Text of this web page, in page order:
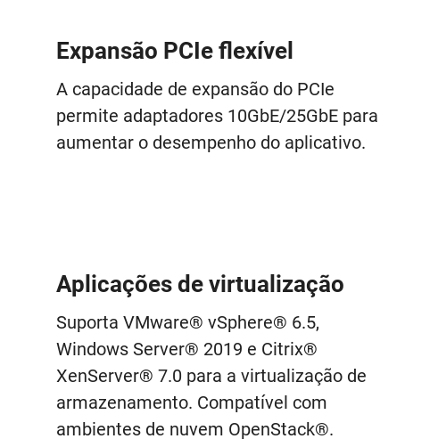
Expansão PCIe flexível
A capacidade de expansão do PCIe
permite adaptadores 10GbE/25GbE para
aumentar o desempenho do aplicativo.
Aplicações de virtualização
Suporta VMware® vSphere® 6.5,
Windows Server® 2019 e Citrix®
XenServer® 7.0 para a virtualização de
armazenamento. Compatível com
ambientes de nuvem OpenStack®.